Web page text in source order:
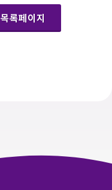
목록페이지